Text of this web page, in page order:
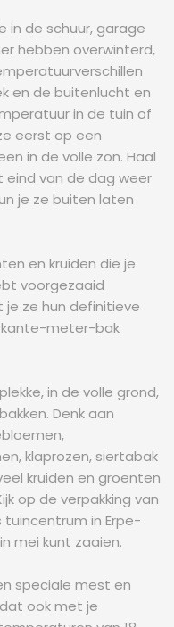
in de schuur, garage
hebben overwinterd,
en de buitenlucht en
in de tuin of
eerst op een
in de volle zon. Haal
van de dag weer
je ze buiten laten
en kruiden die je
voorgezaaid
ze hun definitieve
meter-bak
in de volle grond,
Denk aan
klaprozen, siertabak
kruiden en groenten
op de verpakking van
tuincentrum in Erpe-
mei kunt zaaien.
speciale mest en
ook met je